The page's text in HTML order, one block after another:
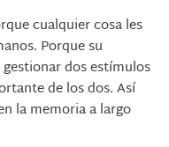
cualquier cosa les
Porque su
dos estímulos
de los dos. Así
la memoria a largo